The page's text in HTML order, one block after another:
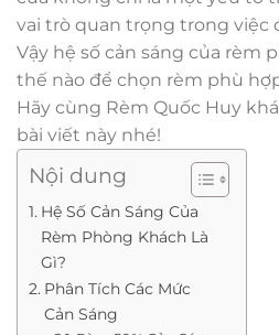
vai trò quan trọng trong việc
Vậy hệ số cản sáng của rèm
thế nào để chọn rèm phù
Hãy cùng Rèm Quốc Huy
bài viết này nhé!
Nội dung
Hệ Số Cản Sáng Của
Rèm Phòng Khách Là
Gì?
Phân Tích Các Mức
Cản Sáng